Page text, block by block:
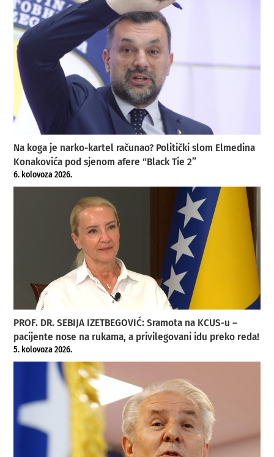
Na koga je narko-kartel računao? Politički slom Elmedina
Konakovića pod sjenom afere “Black Tie 2”
6. kolovoza 2026.
PROF. DR. SEBIJA IZETBEGOVIĆ: Sramota na KCUS-u –
pacijente nose na rukama, a privilegovani idu preko reda!
5. kolovoza 2026.